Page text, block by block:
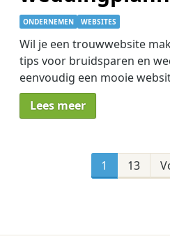
ONDERNEMEN WEBSITES
Wil je een trouwwebsite
tips voor bruidsparen en
eenvoudig een mooie
Lees meer
Berichten
paginering
1 13